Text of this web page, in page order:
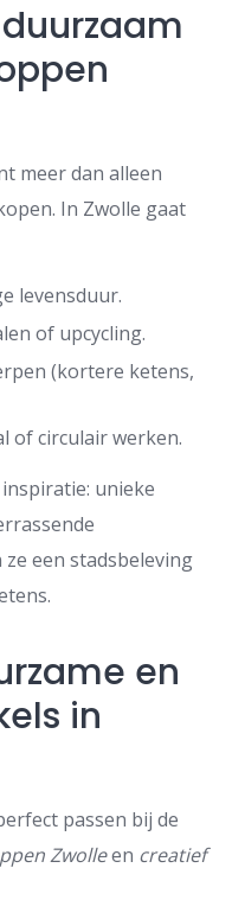
meer dan alleen
In Zwolle gaat
levensduur.
of upcycling.
(kortere ketens,
of circulair werken.
unieke
een stadsbeleving
en
in
passen bij de
Zwolleen creatief